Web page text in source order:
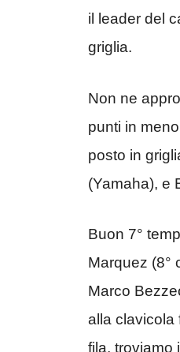
il leader del
griglia.
Non ne
punti in
posto in
(Yamaha), e
Buon 7°
Marquez (8°
Marco
alla clavicola
fila, troviamo